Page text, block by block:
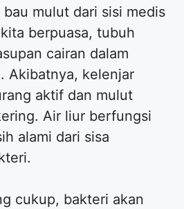
mulut dari sisi medis
berpuasa, tubuh
cairan dalam
Akibatnya, kelenjar
aktif dan mulut
Air liur berfungsi
alami dari sisa
cukup, bakteri akan